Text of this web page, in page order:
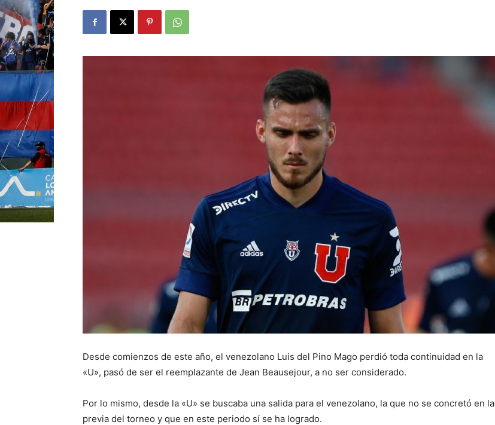
Desde comienzos de este año, el venezolano Luis del Pino Mago perdió toda continuidad en la
«U», pasó de ser el reemplazante de Jean Beausejour, a no ser considerado.
Por lo mismo, desde la «U» se buscaba una salida para el venezolano, la que no se concretó en la
previa del torneo y que en este periodo sí se ha logrado.